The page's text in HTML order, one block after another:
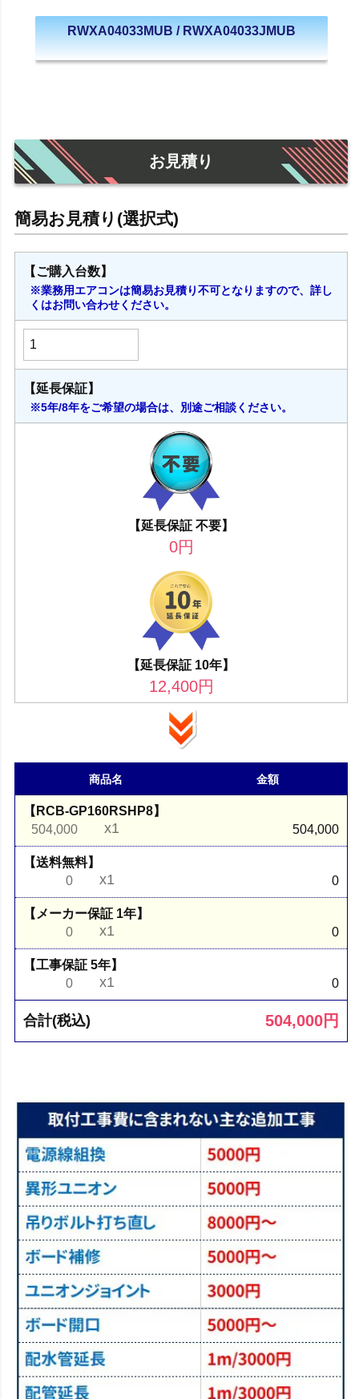
RWXA04033MUB / RWXA04033JMUB
お見積り
【ご購入台数】
※業務用エアコンは簡易お見積り不可となりますので、詳し
くはお問い合わせください。
【延長保証】
※5年/8年をご希望の場合は、別途ご相談ください。
【延長保証 不要】
0円
【延長保証 10年】
12,400円
商品名 金額
【RCB-GP160RSHP8】
504,000
x1 504,000
【送料無料】
0
x1 0
【メーカー保証 1年】
0
x1 0
【工事保証 5年】
0
x1 0
合計(税込) 504,000円